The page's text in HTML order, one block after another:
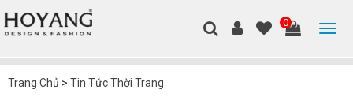
0
Trang Chủ > Tin Tức Thời Trang